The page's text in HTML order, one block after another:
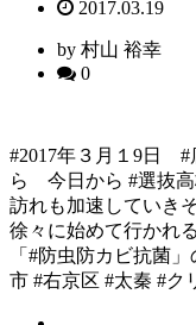
2017.03.19
by 村山 裕幸
0
#2017年３月１9日
ら 今日から #選抜高
訪れも加速していき
徐々に始めて行かれ
「#防虫防カビ抗菌
市 #右京区 #太秦 #ク